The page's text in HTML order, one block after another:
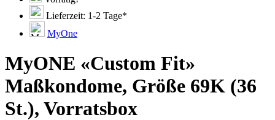
Lieferzeit: 1-2 Tage*
MyOne
MyONE «Custom Fit»
Maßkondome, Größe 69K (36
St.), Vorratsbox